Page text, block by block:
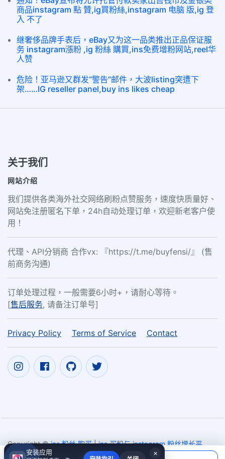
商品instagram 點 贊,ig買粉絲,instagram 电脑 版,ig 登
入 不了
继奢侈品牌手表后，eBay又为这一品类推出正品保证服
务 instagram漲粉 ,ig 粉絲 購買,ins免费增粉网站,reel华
人赞
危险！亚马逊又群发“警告”邮件，大波listing突遭下
架……IG reseller panel,buy ins likes cheap
当前应付
关于我们
网站介绍
我们提供各类海外社交网络刷粉点赞服务，速度快质量好、
网站免注册匿名下单，24h自动处理订单，欢迎新老客户使
用！
代理、API分销商 合作vx: 『https://t.me/buyfensi/』 (售
前商务沟通)
订单处理过程，一般需要6小时+，请耐心等待。
[售后服务, 请备注订单号]
Privacy Policy Terms of Service Contact
Copyright ©ins 粉丝 购买 | ins 买粉与 instagram 粉丝增长平
台 - nam6.com
2017~2026 ×
安装应用